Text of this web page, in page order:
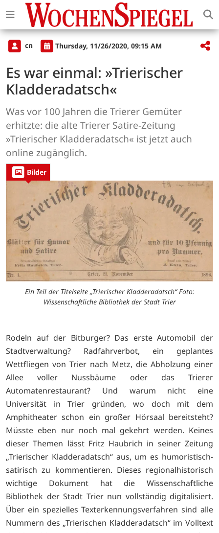
cn Thursday, 11/26/2020, 09:15 AM
Es war einmal: »Trierischer
Kladderadatsch«
Was vor 100 Jahren die Trierer Gemüter
erhitzte: die alte Trierer Satire-Zeitung
»Trierischer Kladderadatsch« ist jetzt auch
online zugänglich.
Bilder
Ein Teil der Titelseite „Trierischer Kladderadatsch“ Foto:
Wissenschaftliche Bibliothek der Stadt Trier
Rodeln auf der Bitburger? Das erste Automobil der
Stadtverwaltung? Radfahrverbot, ein geplantes
Wettfliegen von Trier nach Metz, die Abholzung einer
Allee voller Nussbäume oder das Trierer
Automatenrestaurant? Und warum nicht eine
Universität in Trier gründen, wo doch mit dem
Amphitheater schon ein großer Hörsaal bereitsteht?
Müsste eben nur noch mal gekehrt werden. Keines
dieser Themen lässt Fritz Haubrich in seiner Zeitung
„Trierischer Kladderadatsch“ aus, um es humoristisch-
satirisch zu kommentieren. Dieses regionalhistorisch
wichtige Dokument hat die Wissenschaftliche
Bibliothek der Stadt Trier nun vollständig digitalisiert.
Über ein spezielles Texterkennungsverfahren sind alle
Nummern des „Trierischen Kladderadatsch“ im Volltext